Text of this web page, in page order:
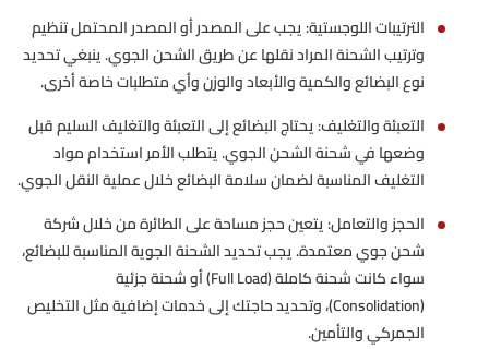
الترتيبات اللوجستية: يجب على المصدر أو المصدر المحتمل تنظيم
وترتيب الشحنة المراد نقلها عن طريق الشحن الجوي. ينبغي تحديد
نوع البضائع والكمية والأبعاد والوزن وأي متطلبات خاصة أخرى.
التعبئة والتغليف: يحتاج البضائع إلى التعبئة والتغليف السليم قبل
وضعها في شحنة الشحن الجوي. يتطلب الأمر استخدام مواد
التغليف المناسبة لضمان سلامة البضائع خلال عملية النقل الجوي.
الحجز والتعامل: يتعين حجز مساحة على الطائرة من خلال شركة
شحن جوي معتمدة. يجب تحديد الشحنة الجوية المناسبة للبضائع،
سواء كانت شحنة كاملة (Full Load) أو شحنة جزئية
(Consolidation)، وتحديد حاجتك إلى خدمات إضافية مثل التخليص
الجمركي والتأمين.